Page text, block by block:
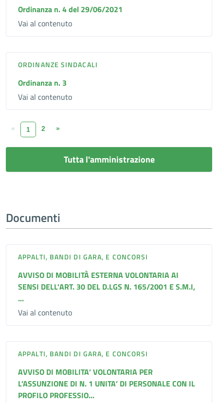
Ordinanza n. 4 del 29/06/2021
Vai al contenuto
ORDINANZE SINDACALI
Ordinanza n. 3
Vai al contenuto
« 1 2 »
Tutta l'amministrazione
Documenti
APPALTI, BANDI DI GARA, E CONCORSI
AVVISO DI MOBILITÀ ESTERNA VOLONTARIA AI
SENSI DELL'ART. 30 DEL D.LGS N. 165/2001 E S.M.I,
...
Vai al contenuto
APPALTI, BANDI DI GARA, E CONCORSI
AVVISO DI MOBILITA’ VOLONTARIA PER
L’ASSUNZIONE DI N. 1 UNITA’ DI PERSONALE CON IL
PROFILO PROFESSIO...